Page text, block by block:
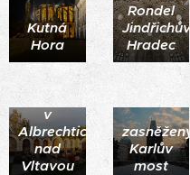
Kutná
Hora
Rondel
Jindřichův
Hradec
Kapličkový
hřbitov
v
Albrechticích
nad
Vltavou
zasněžený
Karlův
most